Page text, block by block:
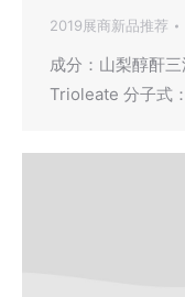
2019展商新品推荐
成分：山梨醇酐
Trioleate 分子式